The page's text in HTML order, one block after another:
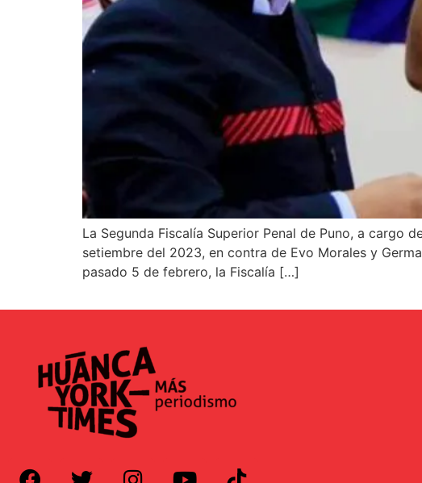
La Segunda Fiscalía Superior Penal de Puno, a cargo
setiembre del 2023, en contra de Evo Morales y
pasado 5 de febrero, la Fiscalía […]